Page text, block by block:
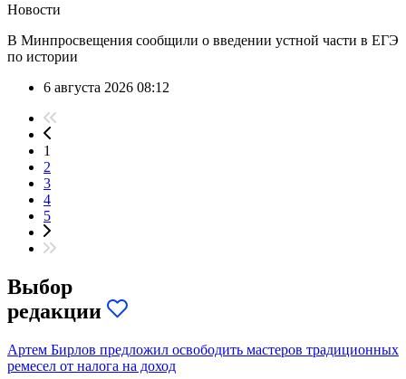
Новости
В Минпросвещения сообщили о введении устной части в ЕГЭ
по истории
6 августа 2026 08:12
1
2
3
4
5
Выбор
редакции
Артем Бирлов предложил освободить мастеров традиционных
ремесел от налога на доход